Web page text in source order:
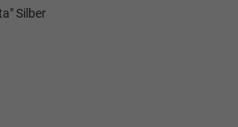
Silber